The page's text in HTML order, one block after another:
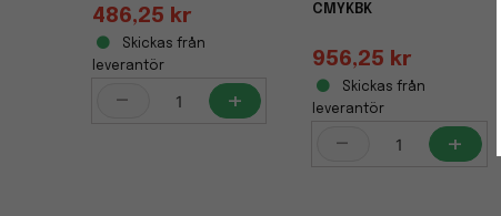
486,25 kr
Skickas från
leverantör
- +
CMYKBK
956,25 kr
Skickas från
leverantör
- +